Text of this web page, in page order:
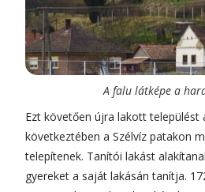
A falu látképe a
Ezt követően újra lakott települést
következtében a Szélvíz patakon
telepítenek. Tanítói lakást
gyereket a saját lakásán tanítja.